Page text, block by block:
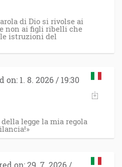
di Dio si rivolse ai
non ai figli ribelli che
istruzioni del
on: 1. 8. 2026 / 19:30
della legge la mia regola
on: 29. 7. 2026 /